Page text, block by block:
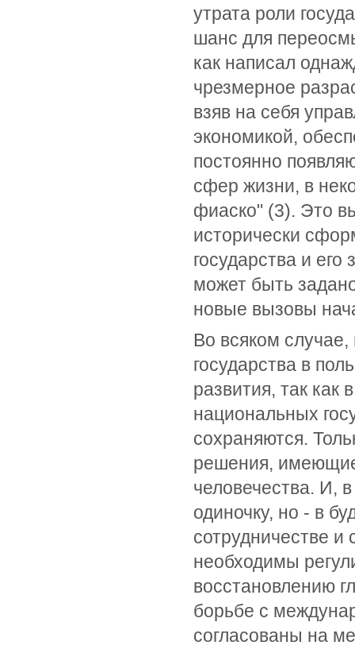
утрата роли
шанс для
как написал
чрезмерное
взяв на себя
экономикой,
постоянно
сфер жизни, в
фиаско" (3). Это
исторически
государства и
может быть
новые вызовы
Во всяком
государства в
развития, так
национальных
сохраняются.
решения,
человечества. И,
одиночку, но - в
сотрудничестве и
необходимы
восстановлению
борьбе с
согласованы на